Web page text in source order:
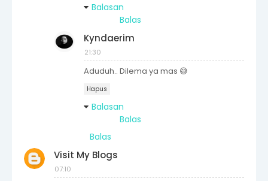
Balasan
Balas
Kyndaerim
21:30
Aduduh.. Dilema ya mas 😅
Hapus
Balasan
Balas
Balas
Visit My Blogs
07:10